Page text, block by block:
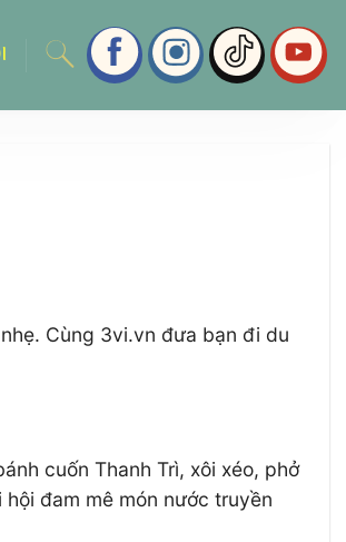
Cùng 3vi.vn đưa bạn đi du
cuốn Thanh Trì, xôi xéo, phở
đam mê món nước truyền